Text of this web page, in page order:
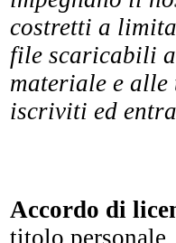
costretti a
file scaricabili
materiale e alle
iscriviti ed
Accordo di
titolo